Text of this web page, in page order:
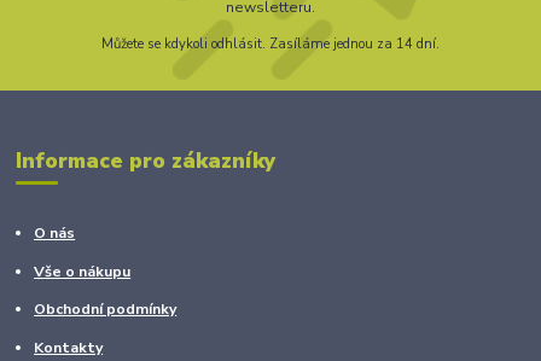
newsletteru.
Můžete se kdykoli odhlásit. Zasíláme jednou za 14 dní.
Informace pro zákazníky
O nás
Vše o nákupu
Obchodní podmínky
Kontakty